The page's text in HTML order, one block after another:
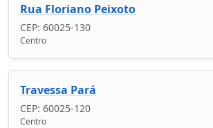
Rua Floriano Peixoto
CEP: 60025-130
Centro
Travessa Pará
CEP: 60025-120
Centro